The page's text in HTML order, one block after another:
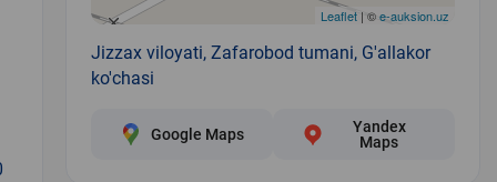
Leaflet| ©e-auksion.uz
Jizzax viloyati, Zafarobod tumani, G'allakor
ko'chasi
Google Maps
Yandex
Maps